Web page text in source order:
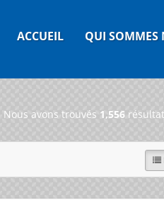
ACCUEIL QUI SOMMES
Nous avons trouvés 1,556